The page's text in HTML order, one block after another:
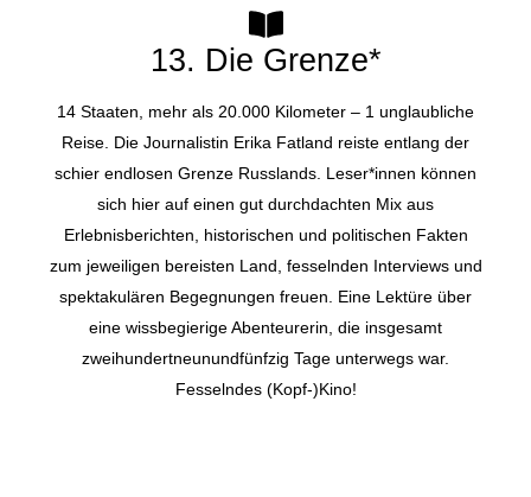
13. Die Grenze*
14 Staaten, mehr als 20.000 Kilometer – 1 unglaubliche
Reise. Die Journalistin Erika Fatland reiste entlang der
schier endlosen Grenze Russlands. Leser*innen können
sich hier auf einen gut durchdachten Mix aus
Erlebnisberichten, historischen und politischen Fakten
zum jeweiligen bereisten Land, fesselnden Interviews und
spektakulären Begegnungen freuen. Eine Lektüre über
eine wissbegierige Abenteurerin, die insgesamt
zweihundertneunundfünfzig Tage unterwegs war.
Fesselndes (Kopf-)Kino!